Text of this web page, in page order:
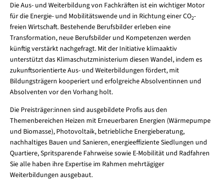
Die Aus- und Weiterbildung von Fachkräften ist ein wichtiger Motor
für die Energie- und Mobilitätswende und in Richtung einer CO2-
freien Wirtschaft. Bestehende Berufsbilder erleben eine
Transformation, neue Berufsbilder und Kompetenzen werden
künftig verstärkt nachgefragt. Mit der Initiative klimaaktiv
unterstützt das Klimaschutzministerium diesen Wandel, indem es
zukunftsorientierte Aus- und Weiterbildungen fördert, mit
Bildungsträgern kooperiert und erfolgreiche Absolventinnen und
Absolventen vor den Vorhang holt.
Die Preisträger:innen sind ausgebildete Profis aus den
Themenbereichen Heizen mit Erneuerbaren Energien (Wärmepumpe
und Biomasse), Photovoltaik, betriebliche Energieberatung,
nachhaltiges Bauen und Sanieren, energieeffiziente Siedlungen und
Quartiere, Spritsparende Fahrweise sowie E-Mobilität und Radfahren
Sie alle haben ihre Expertise im Rahmen mehrtägiger
Weiterbildungen ausgebaut.